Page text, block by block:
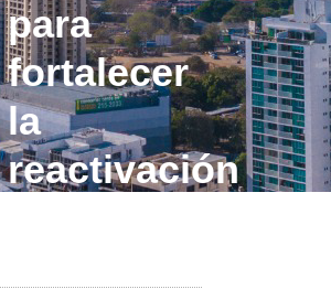
para
fortalecer
la
reactivación